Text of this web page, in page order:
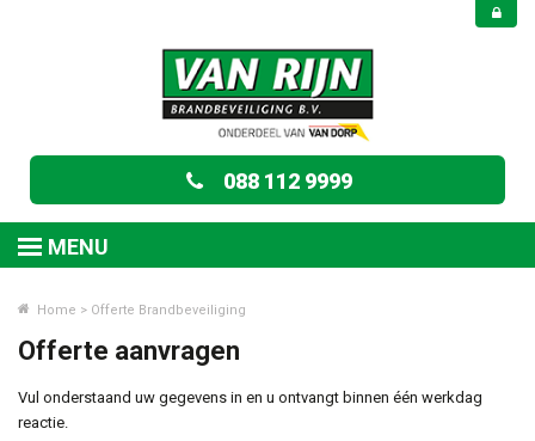
088 112 9999
MENU
Home > Offerte Brandbeveiliging
Offerte aanvragen
Vul onderstaand uw gegevens in en u ontvangt binnen één werkdag
reactie.